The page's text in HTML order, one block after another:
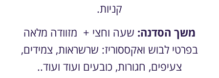
קניות.
משך הסדנה: שעה וחצי + מזוודה מלאה
בפרטי לבוש ואקססוריז: שרשראות, צמידים,
צעיפים, חגורות, כובעים ועוד ועוד..